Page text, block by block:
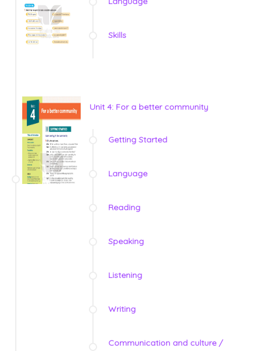
Skills
Unit 4: For a better community
Getting Started
Language
Reading
Speaking
Listening
Writing
Communication and culture /